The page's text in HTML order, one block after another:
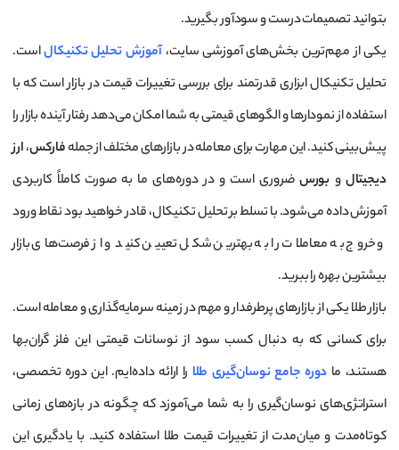
بتوانید تصمیمات درست و سودآور بگیرید.
یکی از مهم‌ترین بخش‌های آموزشی سایت، آموزش تحلیل تکنیکالاست.
تحلیل تکنیکال ابزاری قدرتمند برای بررسی تغییرات قیمت در بازار است که با
استفاده از نمودارها و الگوهای قیمتی به شما امکان می‌دهد رفتار آینده بازار را
پیش‌بینی کنید. این مهارت برای معامله در بازارهای مختلف از جملهفارکس،ارز
دیجیتال و بورس ضروری است و در دوره‌های ما به صورت کاملاً کاربردی
آموزش داده می‌شود. با تسلط بر تحلیل تکنیکال، قادر خواهید بود نقاط ورود
و خروج به معاملات را به بهترین شکل تعیین کنید و از فرصت‌های بازار
بیشترین بهره را ببرید.
بازار طلا یکی از بازارهای پرطرفدار و مهم در زمینه سرمایه‌گذاری و معامله است.
برای کسانی که به دنبال کسب سود از نوسانات قیمتی این فلز گران‌بها
هستند، ما دوره جامع نوسان‌گیری طلا را ارائه داده‌ایم. این دوره تخصصی،
استراتژی‌های نوسان‌گیری را به شما می‌آموزد که چگونه در بازه‌های زمانی
کوتاه‌مدت و میان‌مدت از تغییرات قیمت طلا استفاده کنید. با یادگیری این